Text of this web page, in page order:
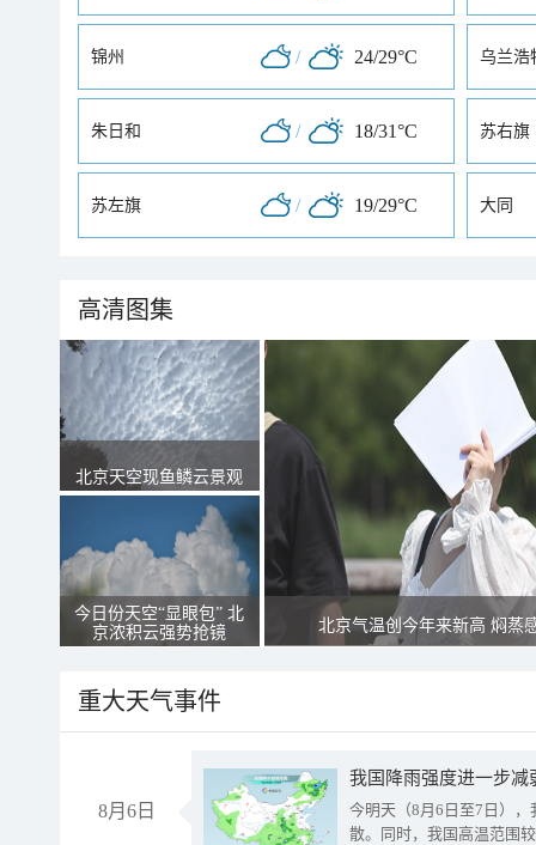
锦州 / 24/29°C 乌兰浩
朱日和 / 18/31°C 苏右旗
苏左旗 / 19/29°C 大同
高清图集
北京天空现鱼鳞云景观
今日份天空“显眼包” 北
京浓积云强势抢镜
北京气温创今年来新高 焖蒸
重大天气事件
8月6日
今明天（8月6日至7日）
散。同时，我国高温范围